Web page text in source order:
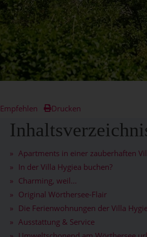
Empfehlen Drucken
Apartments in einer zauberhaften
In der Villa Hygiea buchen?
Charming, weil...
Original Wörthersee-Flair
Die Ferienwohnungen der Villa
Ausstattung & Service